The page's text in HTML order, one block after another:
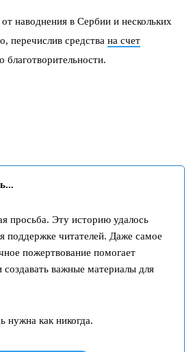
наводнения в Сербии и нескольких
перечислив средства на счет
благотворительности.
просьба. Эту историю удалось
поддержке читателей. Даже самое
пожертвование помогает
создавать важные материалы для
как никогда.